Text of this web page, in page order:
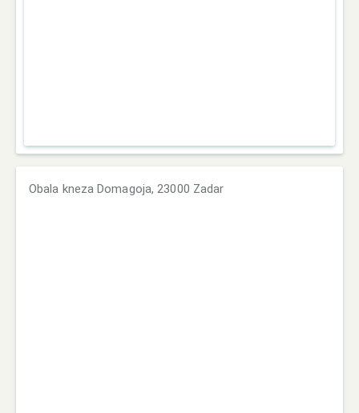
Obala kneza Domagoja, 23000 Zadar